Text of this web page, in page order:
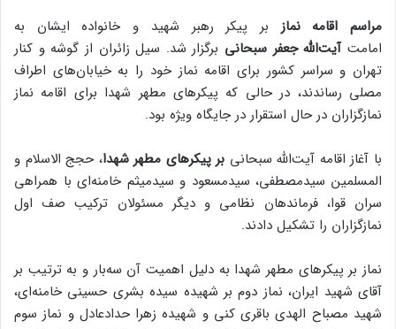
مراسم اقامه نمازبر پیکر رهبر شهید و خانواده ایشان به
امامتآیت‌الله جعفر سبحانی برگزار شد. سیل زائران از گوشه و کنار
تهران و سراسر کشور برای اقامه نماز خود را به خیابان‌های اطراف
مصلی رساندند، در حالی که پیکرهای مطهر شهدا برای اقامه نماز
نمازگزاران در حال استقرار در جایگاه ویژه بود.
با آغاز اقامه آیت‌الله سبحانی بر پیکرهای مطهر شهدا، حجج الاسلام و
المسلمین سیدمصطفی، سیدمسعود و سیدمیثم خامنه‌ای با همراهی
سران قوا، فرماندهان نظامی و دیگر مسئولان ترکیب صف اول
نمازگزاران را تشکیل دادند.
نماز بر پیکرهای مطهر شهدا به دلیل اهمیت آن سه‌بار و به ترتیب بر
آقای شهید ایران، نماز دوم بر شهیده سیده بشری حسینی خامنه‌ای،
شهید مصباح الهدی باقری کنی و شهیده زهرا حدادعادل و نماز سوم